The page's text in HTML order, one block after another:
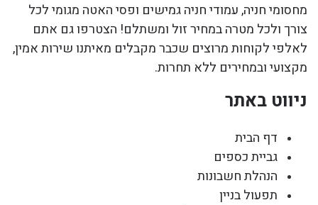
מחסומי חניה, עמודי חניה גמישים ופסי האטה מגומי לכל
צורך ולכל מטרה במחיר זול ומשתלם! הצטרפו גם אתם
לאלפי לקוחות מרוצים שכבר מקבלים מאיתנו שירות אמין,
מקצועי ובמחירים ללא תחרות.
ניווט באתר
דף הבית
גביית כספים
הנהלת חשבונות
תפעול בניין